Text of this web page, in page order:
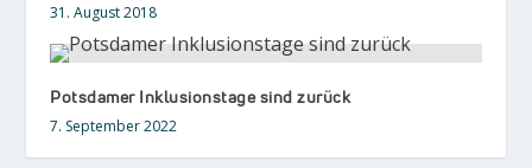
31. August 2018
Potsdamer Inklusionstage sind zurück
7. September 2022